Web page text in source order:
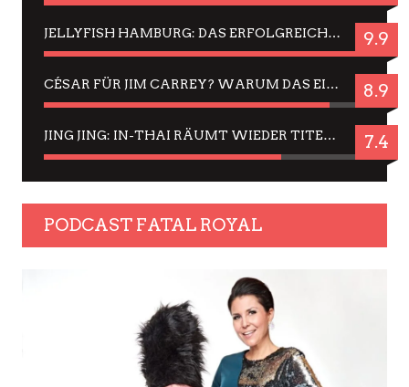
JELLYFISH HAMBURG: DAS ERFOLGREICHE SOMMER-MENÜ 2025 IN GEFÜHLEN UND BILDERN 9.9
CÉSAR FÜR JIM CARREY? WARUM DAS EINER DER NERVIGSTEN ACTORS IST UND BLEIBT 8.9
JING JING: IN-THAI RÄUMT WIEDER TITEL AB – EIN ZWEI-STUNDEN-ERLEBNISBERICHT 7.4
PODCAST FATAL ROYAL